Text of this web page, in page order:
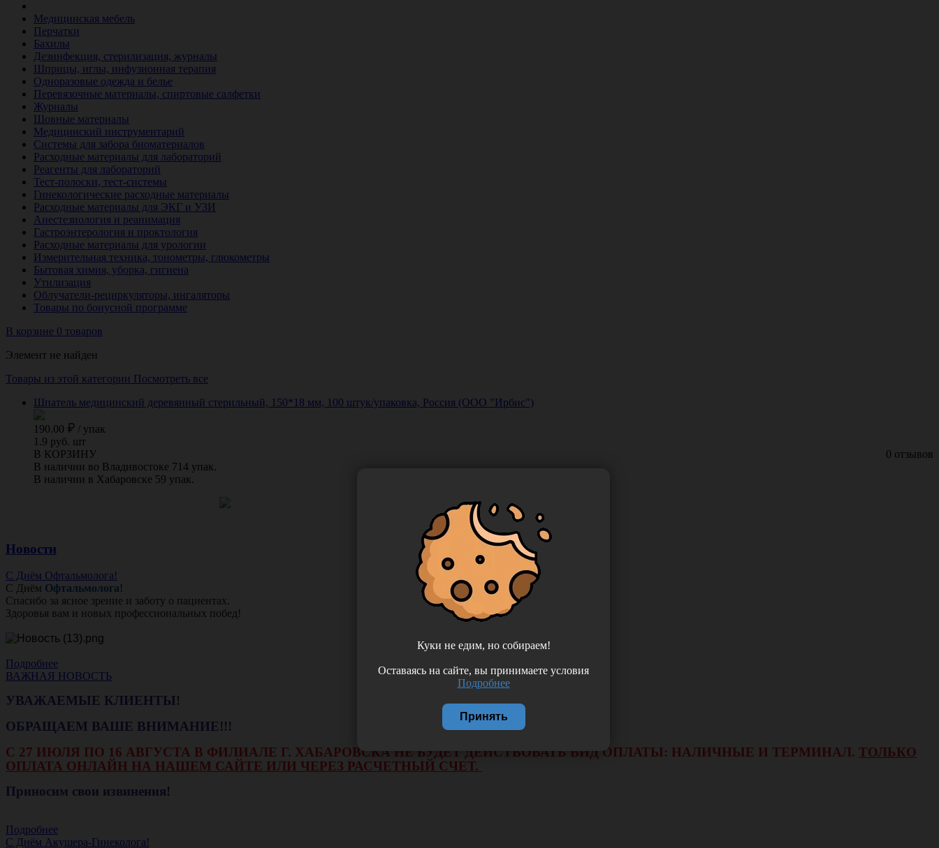
Медицинская мебель
Перчатки
Бахилы
Дезинфекция, стерилизация, журналы
Шприцы, иглы, инфузионная терапия
Одноразовые одежда и белье
Перевязочные материалы, спиртовые салфетки
Журналы
Шовные материалы
Медицинский инструментарий
Системы для забора биоматериалов
Расходные материалы для лабораторий
Реагенты для лабораторий
Тест-полоски, тест-системы
Гинекологические расходные материалы
Расходные материалы для ЭКГ и УЗИ
Анестезиология и реанимация
Гастроэнтерология и проктология
Расходные материалы для урологии
Измерительная техника, тонометры, глюкометры
Бытовая химия, уборка, гигиена
Утилизация
Облучатели-рециркуляторы, ингаляторы
Товары по бонусной программе
В корзине 0 товаров
Элемент не найден
Товары из этой категории Посмотреть все
Шпатель медицинский деревянный стерильный, 150*18 мм, 100 штук/упаковка, Россия (ООО "Ирбис")
190.00 / упак
1.9 руб. шт
0 отзывов
В КОРЗИНУ
В наличии во Владивостоке 714 упак.
В наличии в Хабаровске 59 упак.
Новости
С Днём Офтальмолога!
С Днём Офтальмолога!
Спасибо за ясное зрение и заботу о пациентах.
Здоровья вам и новых профессиональных побед!
Подробнее
ВАЖНАЯ НОВОСТЬ
УВАЖАЕМЫЕ КЛИЕНТЫ!
ОБРАЩАЕМ ВАШЕ ВНИМАНИЕ!!!
С 27 ИЮЛЯ ПО 16 АВГУСТА В ФИЛИАЛЕ Г. ХАБАРОВСКА НЕ БУДЕТ ДЕЙСТВОВАТЬ ВИД ОПЛАТЫ: НАЛИЧНЫЕ И ТЕРМИНАЛ. ТОЛЬКО
ОПЛАТА ОНЛАЙН НА НАШЕМ САЙТЕ ИЛИ ЧЕРЕЗ РАСЧЕТНЫЙ СЧЕТ.
Приносим свои извинения!
Подробнее
С Днём Акушера-Гинеколога!
Куки не едим, но собираем!
Оставаясь на сайте, вы принимаете условия
Подробнее
Принять